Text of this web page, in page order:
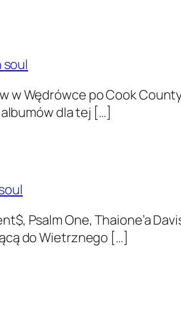
soul
Wędrówce po Cook
dla tej […]
Psalm One, Thaione’a
do Wietrznego […]